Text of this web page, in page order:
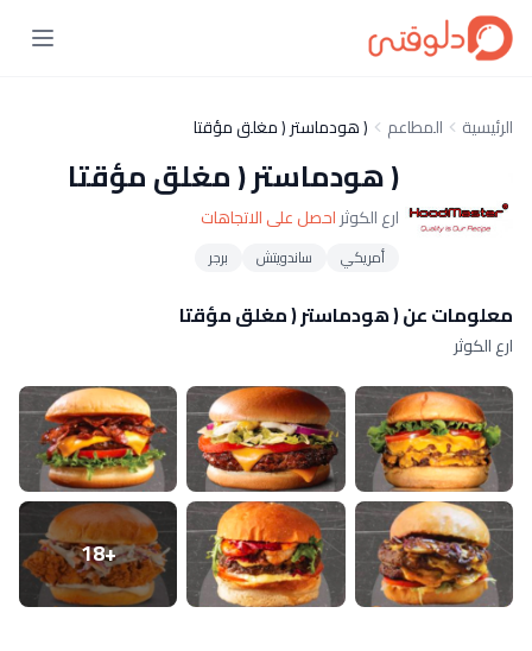
الرئيسية المطاعم ( هودماستر ( مغلق مؤقتا
( هودماستر ( مغلق مؤقتا
ارع الكوثراحصل على الاتجاهات
أمريكي ساندويتش برجر
معلومات عن ( هودماستر ( مغلق مؤقتا
ارع الكوثر
+18